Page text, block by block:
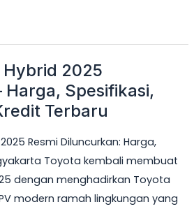
Hybrid 2025
Spesifikasi,
Terbaru
Resmi Diluncurkan: Harga,
Toyota kembali membuat
dengan menghadirkan Toyota
modern ramah lingkungan yang